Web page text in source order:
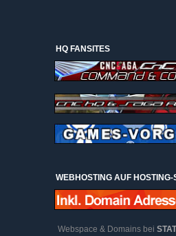
HQ FANSITES
WEBHOSTING AUF HOSTING-
Webspace & Domains bei